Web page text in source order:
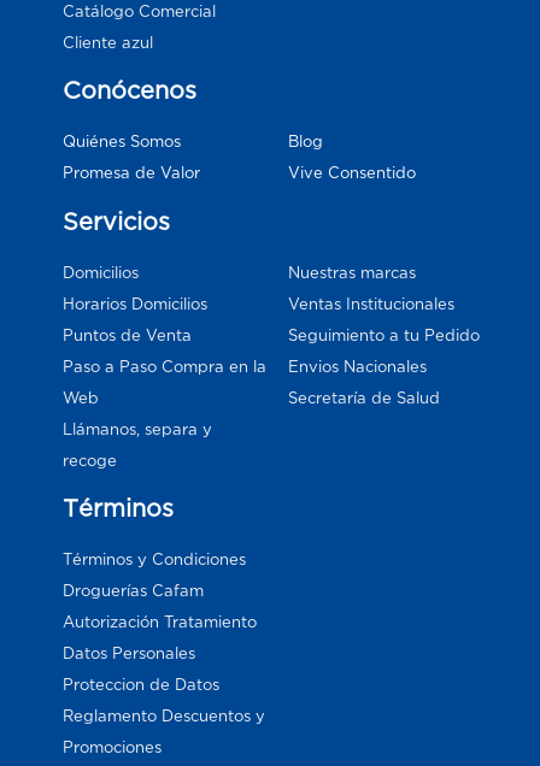
Catálogo Comercial
Cliente azul
Conócenos
Quiénes Somos
Promesa de Valor
Blog
Vive Consentido
Servicios
Domicilios
Horarios Domicilios
Puntos de Venta
Paso a Paso Compra en la
Web
Llámanos, separa y
recoge
Nuestras marcas
Ventas Institucionales
Seguimiento a tu Pedido
Envios Nacionales
Secretaría de Salud
Términos
Términos y Condiciones
Droguerías Cafam
Autorización Tratamiento
Datos Personales
Proteccion de Datos
Reglamento Descuentos y
Promociones